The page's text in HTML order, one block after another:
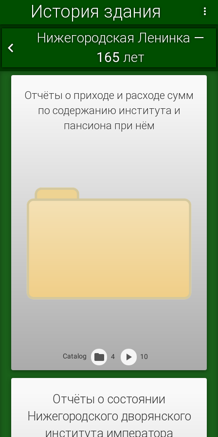
История здания
Нижегородская Ленинка —
165 лет
Отчёты о приходе и расходе сумм
по содержанию института и
пансиона при нём
Catalog 4 10
Отчёты о состоянии
Нижегородского дворянского
института императора